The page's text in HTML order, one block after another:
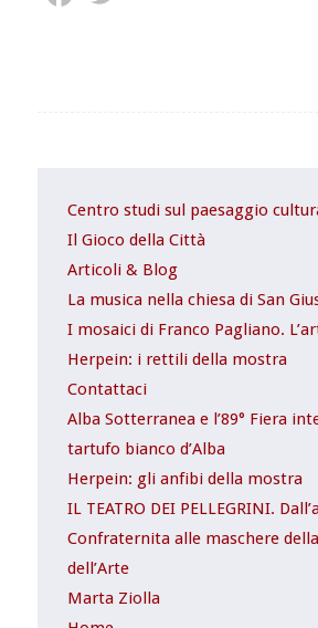
Centro studi sul paesaggio
Il Gioco della Città
Articoli & Blog
La musica nella chiesa di San
I mosaici di Franco Pagliano.
Herpein: i rettili della mostra
Contattaci
Alba Sotterranea e l’89° Fiera
tartufo bianco d’Alba
Herpein: gli anfibi della mostra
IL TEATRO DEI PELLEGRINI.
Confraternita alle maschere
dell’Arte
Marta Ziolla